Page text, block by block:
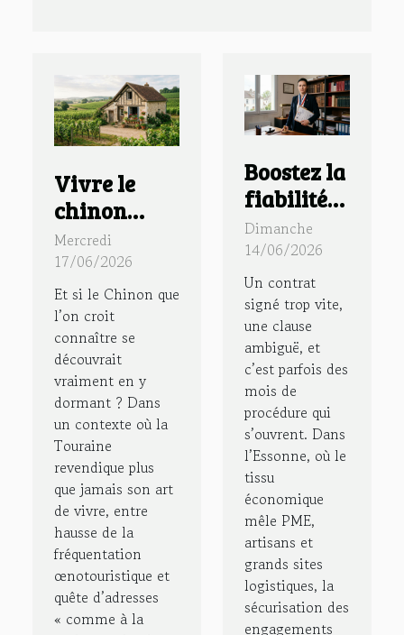
Vivre le
chinon
authentique
: immersion
dans un
gîte à
chinon au
cœur des
vignes
Mercredi
17/06/2026
Et si le Chinon que
l’on croit
connaître se
découvrait
vraiment en y
dormant ? Dans
un contexte où la
Touraine
revendique plus
que jamais son art
de vivre, entre
hausse de la
fréquentation
œnotouristique et
quête d’adresses
« comme à la
Boostez la
fiabilité
de vos
contrats
avec un
huissier
de justice
dans le 91
Dimanche
14/06/2026
Un contrat
signé trop vite,
une clause
ambiguë, et
c’est parfois des
mois de
procédure qui
s’ouvrent. Dans
l’Essonne, où le
tissu
économique
mêle PME,
artisans et
grands sites
logistiques, la
sécurisation des
engagements